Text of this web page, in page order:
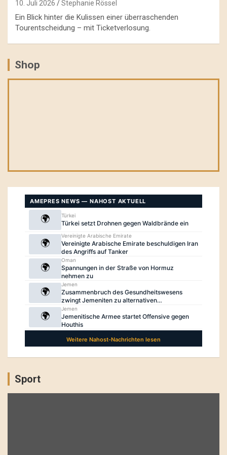
10. Juli 2026 Stephanie Rössel
Ein Blick hinter die Kulissen einer überraschenden
Tourentscheidung – mit Ticketverlosung.
Shop
Sport